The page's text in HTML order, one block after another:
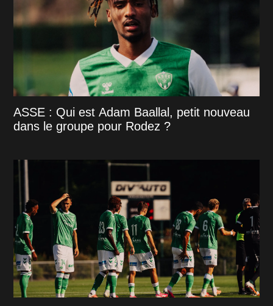
ASSE : Qui est Adam Baallal, petit nouveau
dans le groupe pour Rodez ?